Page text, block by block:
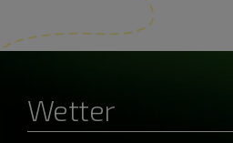
Wetter